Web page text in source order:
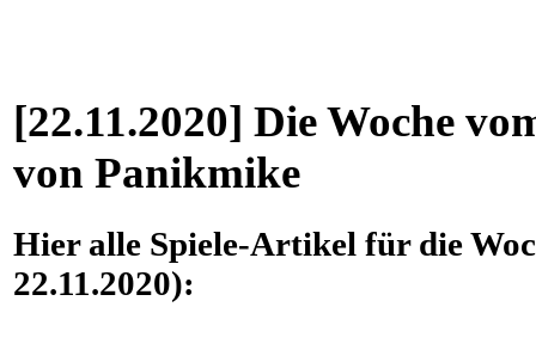
[22.11.2020] Die Woche
von Panikmike
Hier alle Spiele-Artikel für die
22.11.2020):